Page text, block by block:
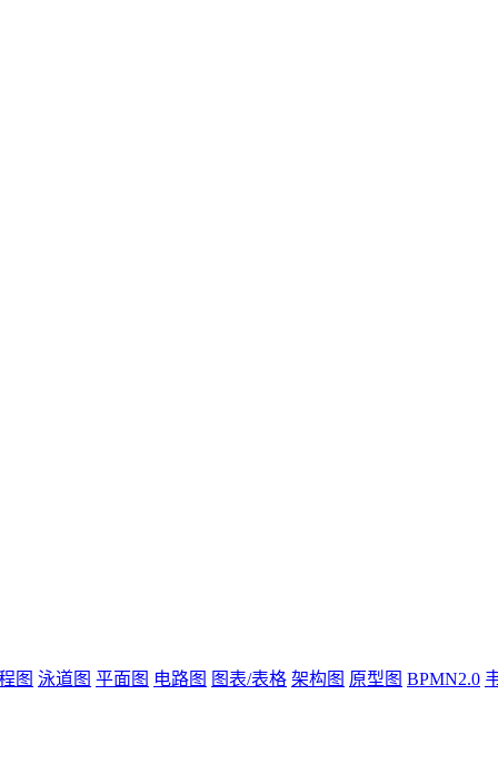
图 泳道图 平面图 电路图 图表/表格 架构图 原型图 BPMN2.0